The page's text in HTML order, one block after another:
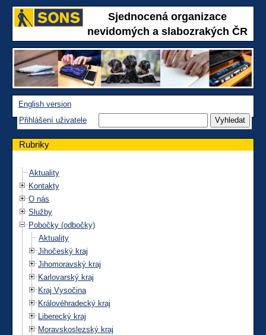
Sjednocená organizace
nevidomých a slabozrakých ČR
English version
Přihlášení uživatele
Rubriky
Aktuality
Kontakty
O nás
Služby
Pobočky (odbočky)
Aktuality
Jihočeský kraj
Jihomoravský kraj
Karlovarský kraj
Kraj Vysočina
Královéhradecký kraj
Liberecký kraj
Moravskoslezský kraj